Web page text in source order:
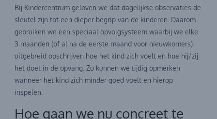
Bij Kindercentrum geloven we dat dagelijkse observaties de
sleutel zijn tot een dieper begrip van de kinderen. Daarom
gebruiken we een speciaal opvolgsysteem waarbij we elke
3 maanden (of al na de eerste maand voor nieuwkomers)
uitgebreid opschrijven hoe het kind zich voelt en hoe hij/zij
het doet in de opvang. Zo kunnen we tijdig opmerken
wanneer het kind zich minder goed voelt en hierop
inspelen.
Hoe gaan we nu concreet te